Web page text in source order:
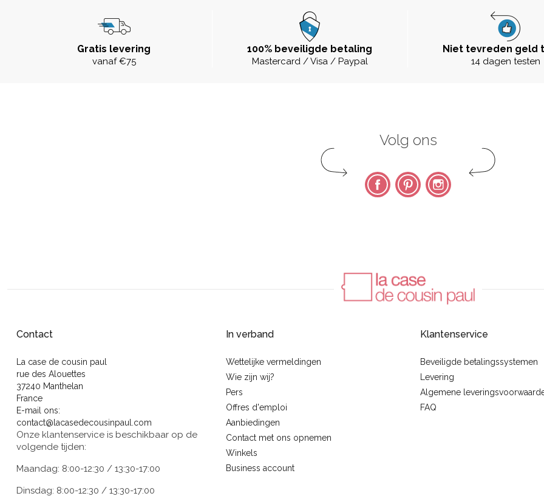
Gratis levering
vanaf €75
100% beveiligde betaling
Mastercard / Visa / Paypal
Niet tevreden geld
14 dagen testen
Volg ons
FacebookPinterest Instagram
Contact
La case de cousin paul
rue des Alouettes
37240 Manthelan
France
E-mail ons:
contact@lacasedecousinpaul.com
Onze klantenservice is beschikbaar op de
volgende tijden:
Maandag: 8:00-12:30 / 13:30-17:00
Dinsdag: 8:00-12:30 / 13:30-17:00
In verband
Wettelijke vermeldingen
Wie zijn wij?
Pers
Offres d'emploi
Aanbiedingen
Contact met ons opnemen
Winkels
Business account
Klantenservice
Beveiligde betalingssystemen
Levering
Algemene
FAQ